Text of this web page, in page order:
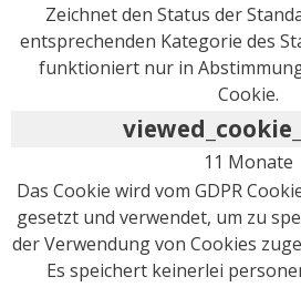
Zeichnet den Status der
entsprechenden Kategorie des
funktioniert nur in
Cookie.
11 Monate
Das Cookie wird vom GDPR
gesetzt und verwendet, um zu
der Verwendung von Cookies
Es speichert keinerlei